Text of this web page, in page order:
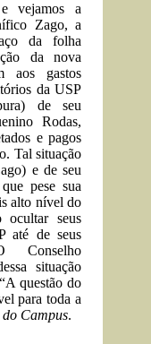
vejamos a
Zago, a
da folha
da nova
aos gastos
da USP
de seu
Rodas,
e pagos
Tal situação
e de seu
pese sua
alto nível do
ocultar seus
até de seus
Conselho
situação
questão do
para toda a
Campus.